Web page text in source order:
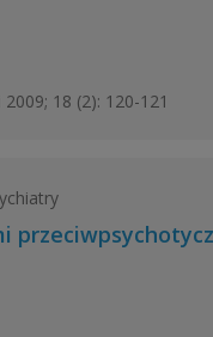
18 (2): 120-121